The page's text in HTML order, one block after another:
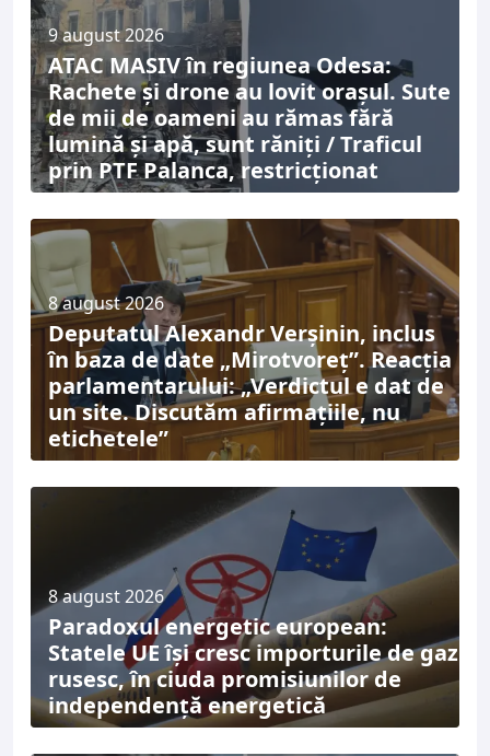
9 august 2026
ATAC MASIV în regiunea Odesa:
Rachete și drone au lovit orașul. Sute
de mii de oameni au rămas fără
lumină și apă, sunt răniți / Traficul
prin PTF Palanca, restricționat
8 august 2026
Deputatul Alexandr Verșinin, inclus
în baza de date „Mirotvoreț”. Reacția
parlamentarului: „Verdictul e dat de
un site. Discutăm afirmațiile, nu
etichetele”
8 august 2026
Paradoxul energetic european:
Statele UE își cresc importurile de gaz
rusesc, în ciuda promisiunilor de
independență energetică